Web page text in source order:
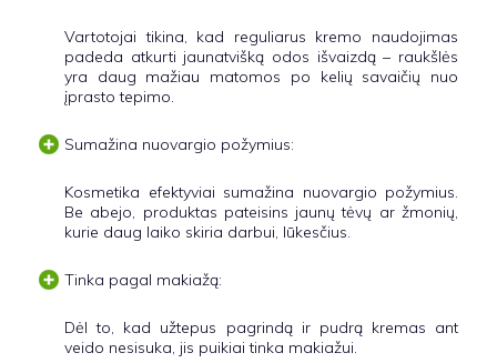
Vartotojai tikina, kad reguliarus kremo naudojimas
padeda atkurti jaunatvišką odos išvaizdą – raukšlės
yra daug mažiau matomos po kelių savaičių nuo
įprasto tepimo.
Sumažina nuovargio požymius:
Kosmetika efektyviai sumažina nuovargio požymius.
Be abejo, produktas pateisins jaunų tėvų ar žmonių,
kurie daug laiko skiria darbui, lūkesčius.
Tinka pagal makiažą:
Dėl to, kad užtepus pagrindą ir pudrą kremas ant
veido nesisuka, jis puikiai tinka makiažui.